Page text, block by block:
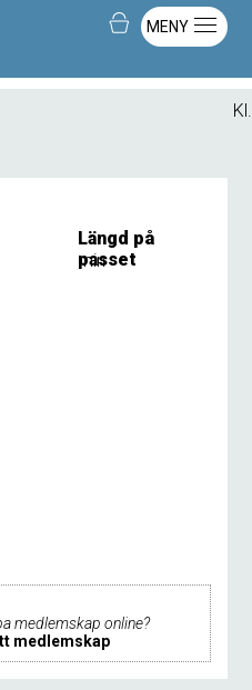
MENY
Kl.
Längd på
passet
min
medlemskap online?
medlemskap